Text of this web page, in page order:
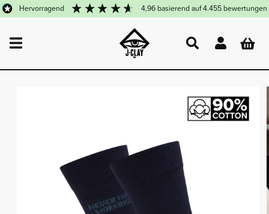
DIREKT
ZUM
hervorragend 4,96 basierend auf4.455 bewertungen
Einloggen